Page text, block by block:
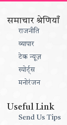
समाचार श्रेणियाँ
राजनीति
व्यापार
टेक न्यूज़
स्पोर्ट्स
मनोरंजन
Useful Link
Send Us Tips